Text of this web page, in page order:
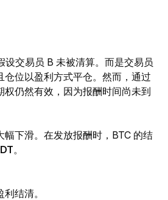
设交易员 B 未被清算。而是交易员
仓位以盈利方式平仓。然而，通过
仍然有效，因为报酬时间尚未到
幅下滑。在发放报酬时，BTC 的结
。
结清。